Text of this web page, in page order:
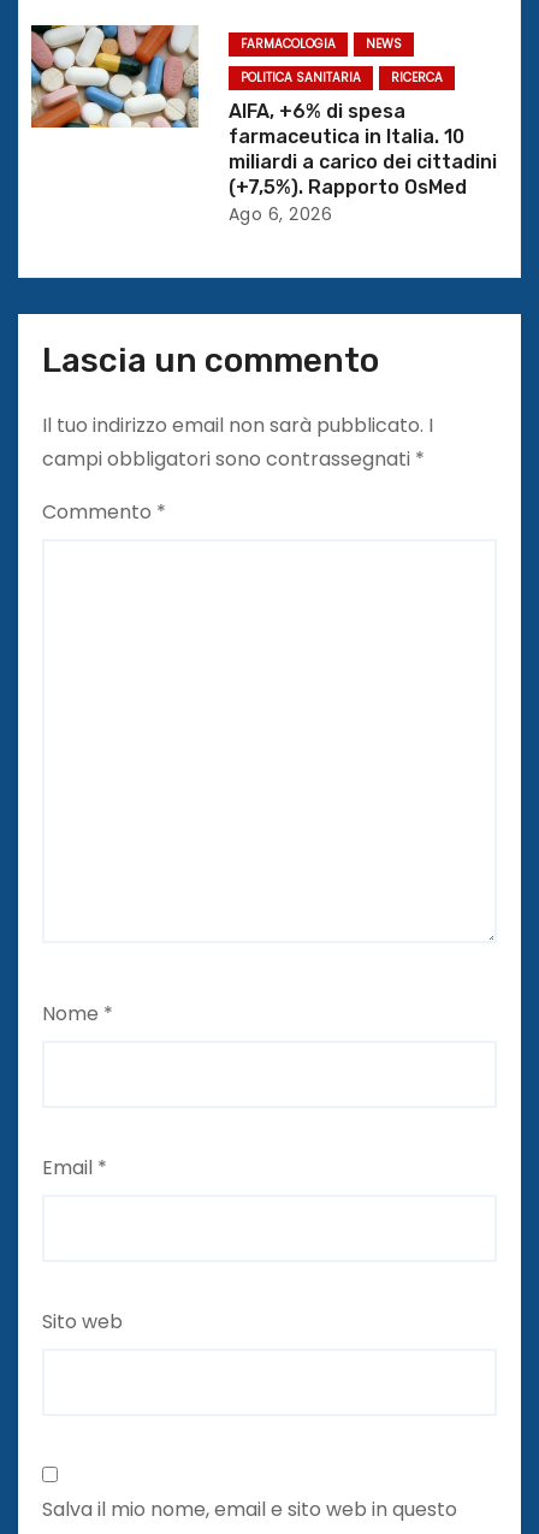
c
o
l
FARMACOLOGIA
NEWS
POLITICA SANITARIA
RICERCA
AIFA, +6% di spesa
farmaceutica in Italia. 10
miliardi a carico dei cittadini
(+7,5%). Rapporto OsMed
Ago 6, 2026
Lascia un commento
Il tuo indirizzo email non sarà pubblicato. I
campi obbligatori sono contrassegnati *
Commento *
Nome *
Email *
Sito web
Salva il mio nome, email e sito web in questo